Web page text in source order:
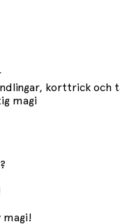
korttrick och
magi
magi!